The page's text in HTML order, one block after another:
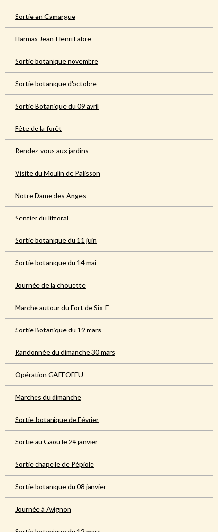
Sortie en Camargue
Harmas Jean-Henri Fabre
Sortie botanique novembre
Sortie botanique d'octobre
Sortie Botanique du 09 avril
Fête de la forêt
Rendez-vous aux jardins
Visite du Moulin de Palisson
Notre Dame des Anges
Sentier du littoral
Sortie botanique du 11 juin
Sortie botanique du 14 mai
Journée de la chouette
Marche autour du Fort de Six-F
Sortie Botanique du 19 mars
Randonnée du dimanche 30 mars
Opération GAFFOFEU
Marches du dimanche
Sortie-botanique de Février
Sortie au Gaou le 24 janvier
Sortie chapelle de Pépiole
Sortie botanique du 08 janvier
Journée à Avignon